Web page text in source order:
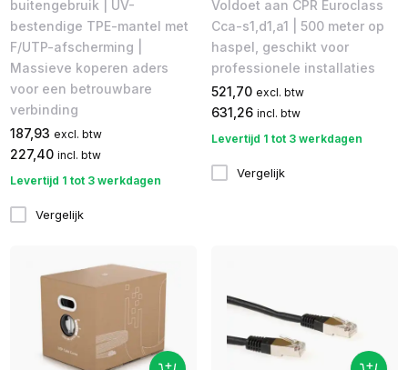
buitengebruik | UV-
bestendige TPE-mantel met
F/UTP-afscherming |
Massieve koperen aders
voor een betrouwbare
verbinding
187,93 excl. btw
227,40 incl. btw
Levertijd 1 tot 3 werkdagen
Vergelijk
Voldoet aan CPR Euroclass
Cca-s1,d1,a1 | 500 meter op
haspel, geschikt voor
professionele installaties
521,70 excl. btw
631,26 incl. btw
Levertijd 1 tot 3 werkdagen
Vergelijk